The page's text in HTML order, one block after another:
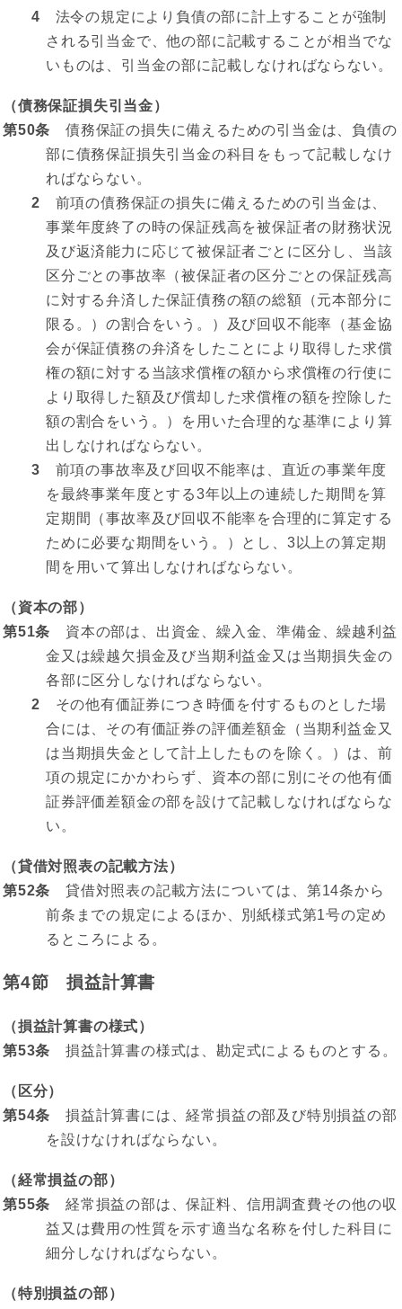
4 法令の規定により負債の部に計上することが強制
される引当金で、他の部に記載することが相当でな
いものは、引当金の部に記載しなければならない。
（債務保証損失引当金）
第50条 債務保証の損失に備えるための引当金は、負債の
部に債務保証損失引当金の科目をもって記載しなけ
ればならない。
2 前項の債務保証の損失に備えるための引当金は、
事業年度終了の時の保証残高を被保証者の財務状況
及び返済能力に応じて被保証者ごとに区分し、当該
区分ごとの事故率（被保証者の区分ごとの保証残高
に対する弁済した保証債務の額の総額（元本部分に
限る。）の割合をいう。）及び回収不能率（基金協
会が保証債務の弁済をしたことにより取得した求償
権の額に対する当該求償権の額から求償権の行使に
より取得した額及び償却した求償権の額を控除した
額の割合をいう。）を用いた合理的な基準により算
出しなければならない。
3 前項の事故率及び回収不能率は、直近の事業年度
を最終事業年度とする3年以上の連続した期間を算
定期間（事故率及び回収不能率を合理的に算定する
ために必要な期間をいう。）とし、3以上の算定期
間を用いて算出しなければならない。
（資本の部）
第51条 資本の部は、出資金、繰入金、準備金、繰越利益
金又は繰越欠損金及び当期利益金又は当期損失金の
各部に区分しなければならない。
2 その他有価証券につき時価を付するものとした場
合には、その有価証券の評価差額金（当期利益金又
は当期損失金として計上したものを除く。）は、前
項の規定にかかわらず、資本の部に別にその他有価
証券評価差額金の部を設けて記載しなければならな
い。
（貸借対照表の記載方法）
第52条 貸借対照表の記載方法については、第14条から
前条までの規定によるほか、別紙様式第1号の定め
るところによる。
第4節 損益計算書
（損益計算書の様式）
第53条 損益計算書の様式は、勘定式によるものとする。
（区分）
第54条 損益計算書には、経常損益の部及び特別損益の部
を設けなければならない。
（経常損益の部）
第55条 経常損益の部は、保証料、信用調査費その他の収
益又は費用の性質を示す適当な名称を付した科目に
細分しなければならない。
（特別損益の部）